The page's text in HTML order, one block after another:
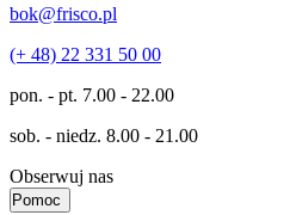
bok@frisco.pl
(+ 48) 22 331 50 00
pon. - pt. 7.00 - 22.00
sob. - niedz. 8.00 - 21.00
Obserwuj nas
Pomoc